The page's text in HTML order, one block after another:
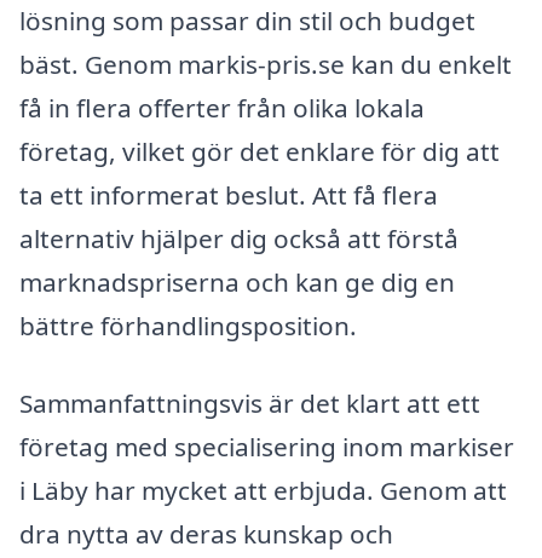
lösning som passar din stil och budget
bäst. Genom markis-pris.se kan du enkelt
få in flera offerter från olika lokala
företag, vilket gör det enklare för dig att
ta ett informerat beslut. Att få flera
alternativ hjälper dig också att förstå
marknadspriserna och kan ge dig en
bättre förhandlingsposition.
Sammanfattningsvis är det klart att ett
företag med specialisering inom markiser
i Läby har mycket att erbjuda. Genom att
dra nytta av deras kunskap och